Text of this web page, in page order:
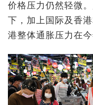
价格压力仍然轻微
下，加上国际及香
港整体通胀压力在